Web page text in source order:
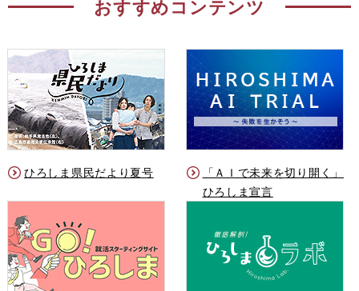
おすすめコンテンツ
ひろしま県民だより夏号
「ＡＩで未来を切り開く」
ひろしま宣言